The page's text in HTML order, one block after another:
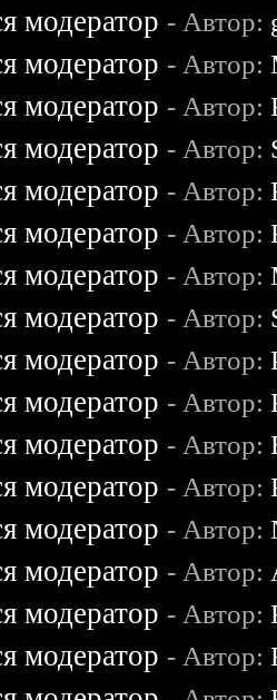
модератор - Автор:
модератор - Автор:
модератор - Автор:
модератор - Автор:
модератор - Автор:
модератор - Автор:
модератор - Автор:
модератор - Автор:
модератор - Автор:
модератор - Автор:
модератор - Автор:
модератор - Автор:
модератор - Автор:
модератор - Автор:
модератор - Автор:
модератор - Автор: